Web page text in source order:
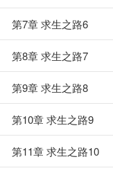
第7章 求生之路6
第8章 求生之路7
第9章 求生之路8
第10章 求生之路9
第11章 求生之路10